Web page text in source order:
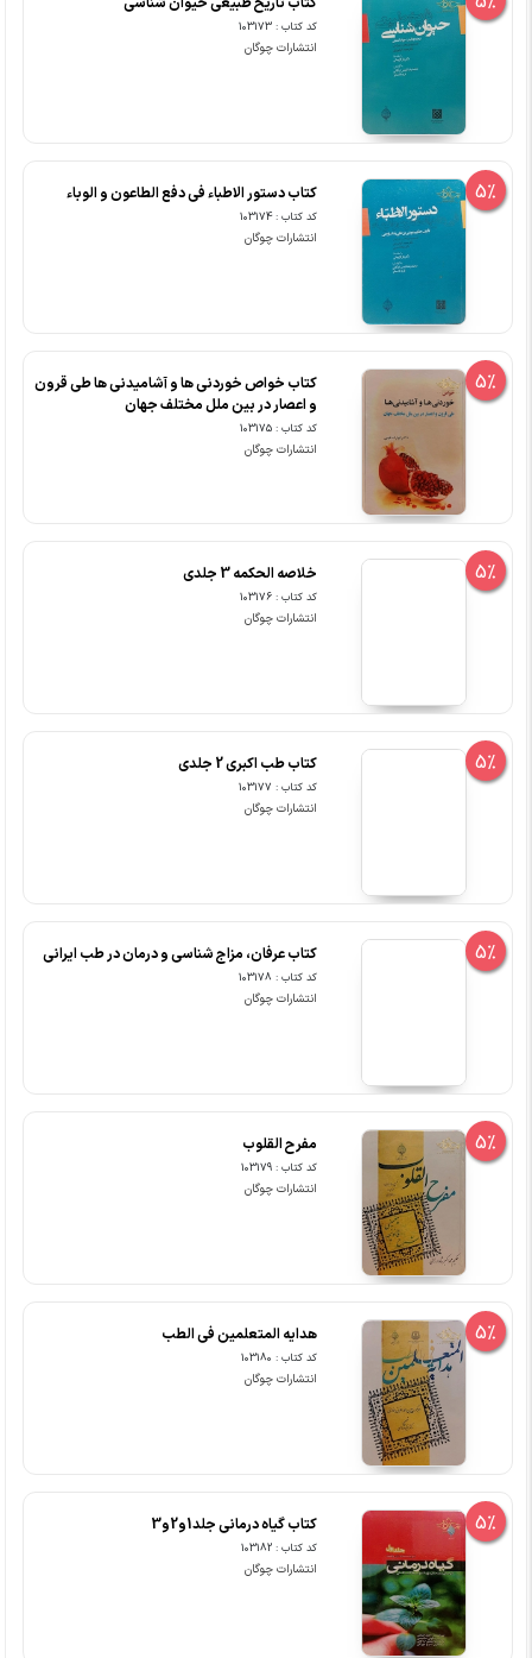
کد کتاب : 103173
انتشارات چوگان
5% کتاب دستور الاطباء فی دفع الطاعون و الوباء
کد کتاب : 103174
انتشارات چوگان
5%
کتاب خواص خوردنی ها و آشامیدنی ها طی قرون
و اعصار در بین ملل مختلف جهان
کد کتاب : 103175
انتشارات چوگان
5% خلاصه الحکمه 3 جلدی
کد کتاب : 103176
انتشارات چوگان
5% کتاب طب اکبری 2 جلدی
کد کتاب : 103177
انتشارات چوگان
5% کتاب عرفان، مزاج شناسی و درمان در طب ایرانی
کد کتاب : 103178
انتشارات چوگان
5% مفرح القلوب
کد کتاب : 103179
انتشارات چوگان
5% هدایه المتعلمین فی الطب
کد کتاب : 103180
انتشارات چوگان
5% کتاب گیاه درمانی جلد1و2و3
کد کتاب : 103182
انتشارات چوگان